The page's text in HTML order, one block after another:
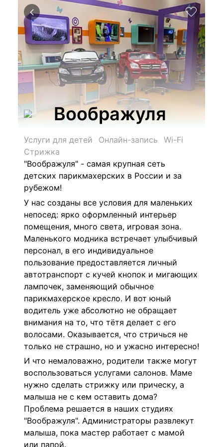
Воображуля
Услуги для детей Онлайн-запись
Wi-Fi
Стрижка
"Воображуля" - самая крупная сеть
детских парикмахерских в России и за
рубежом!
У нас созданы все условия для маленьких
непосед: ярко оформленный интерьер
помещения, много света, игровая зона.
Маленького модника встречает улыбчивый
персонал, в его индивидуальное
пользование предоставляется личный
автотранспорт с кучей кнопок и мигающих
лампочек, заменяющий обычное
парикмахерское кресло. И вот юный
водитель уже абсолютно не обращает
внимания на то, что тётя делает с его
волосами. Оказывается, что стричься не
только не страшно, но и ужасно интересно!
И что немаловажно, родители также могут
воспользоваться услугами салонов. Маме
нужно сделать стрижку или прическу, а
малыша не с кем оставить дома?
Проблема решается в наших студиях
"Воображуля". Администраторы развлекут
малыша, пока мастер работает с мамой
или папой.